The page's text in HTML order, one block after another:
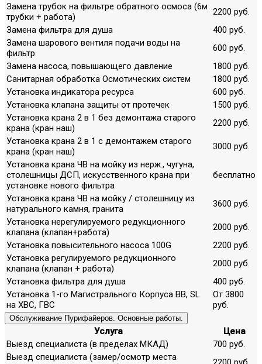
Замена трубок на фильтре обратного осмоса (6м
трубки + работа)
2200 руб.
Замена фильтра для душа
400 руб.
Замена шарового вентиля подачи воды на
фильтр
600 руб.
Замена насоса, повышающего давление
1800 руб.
Санитарная обработка Осмотических систем
1800 руб.
Установка индикатора ресурса
600 руб.
Установка клапана защиты от протечек
1500 руб.
Установка крана 2 в 1 без демонтажа старого
крана (кран наш)
2200 руб.
Установка крана 2 в 1 с демонтажем старого
крана (кран наш)
3000 руб.
Установка крана ЧВ на мойку из нерж., чугуна,
столешницы ДСП, искусственного крана при
установке нового фильтра
бесплатно
Установка крана ЧВ на мойку / столешницу из
натурального камня, гранита
3600 руб.
Установка нерегулируемого редукционного
клапана (клапан+работа)
2000 руб.
Установка повысительного насоса 100G
2200 руб.
Установка регулируемого редукционного
клапана (клапан + работа)
2000 руб.
Установка фильтра для душа
400 руб.
Установка 1-го Магистрального Корпуса ВВ, SL
на ХВС, ГВС
От 3800
руб.
Обслуживание Пурифайеров. Основные работы.
Услуга
Цена
Выезд специалиста (в пределах МКАД)
700 руб.
Выезд специалиста (замер/осмотр места